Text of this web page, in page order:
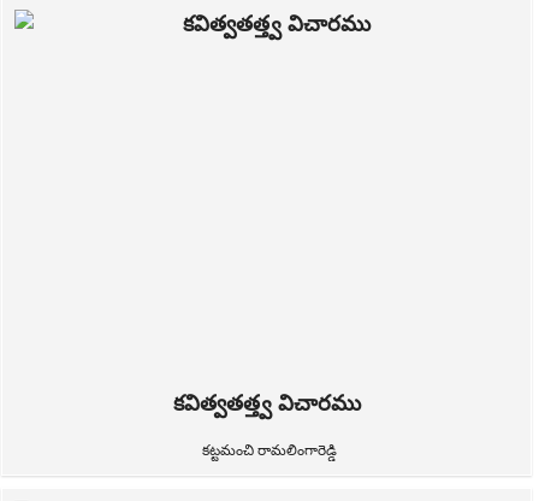
కవిత్వతత్త్వ విచారము
కట్టమంచి రామలింగారెడ్డి